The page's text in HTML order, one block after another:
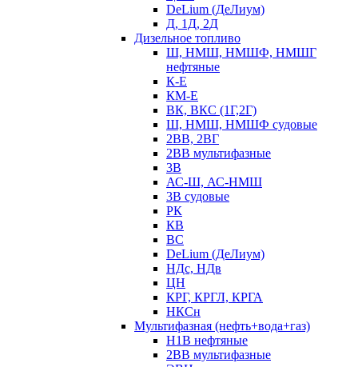
DeLium (ДеЛиум)
Д, 1Д, 2Д
Дизельное топливо
Ш, НМШ, НМШФ, НМШГ
нефтяные
К-Е
КМ-Е
ВК, ВКС (1Г,2Г)
Ш, НМШ, НМШФ судовые
2ВВ, 2ВГ
2ВВ мультифазные
3В
АС-Ш, АС-НМШ
3В судовые
РК
КВ
ВС
DeLium (ДеЛиум)
НДс, НДв
ЦН
КРГ, КРГЛ, КРГА
НКСн
Мультифазная (нефть+вода+газ)
Н1В нефтяные
2ВВ мультифазные